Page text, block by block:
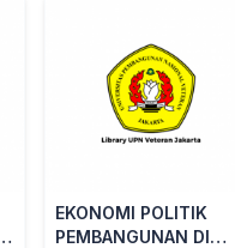
EKONOMI POLITIK
PEMBANGUNAN DI